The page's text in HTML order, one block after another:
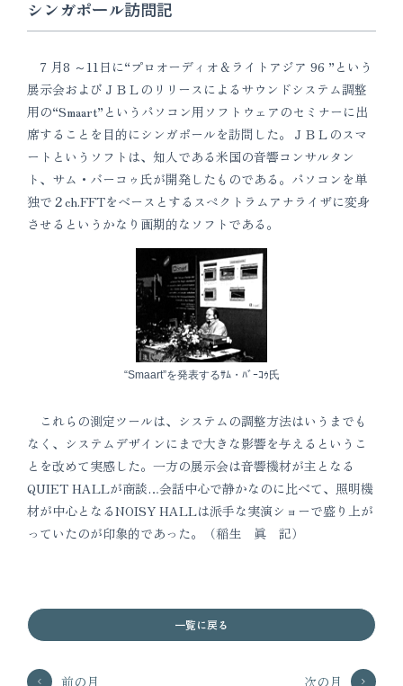
シンガポール訪問記
7 月8 ～11日に“プロオーディオ＆ライトアジア 96 ”という
展示会およびＪＢＬのリリースによるサウンドシステム調整
用の“Smaart”というパソコン用ソフトウェアのセミナーに出
席することを目的にシンガポールを訪問した。ＪＢＬのスマ
ートというソフトは、知人である米国の音響コンサルタン
ト、サム・バーコゥ氏が開発したものである。パソコンを単
独で２ch.FFTをベースとするスペクトラムアナライザに変身
させるというかなり画期的なソフトである。
“Smaart”を発表するｻﾑ・ﾊﾞｰｺｩ氏
これらの測定ツールは、システムの調整方法はいうまでも
なく、システムデザインにまで大きな影響を与えるというこ
とを改めて実感した。一方の展示会は音響機材が主となる
QUIET HALLが商談…会話中心で静かなのに比べて、照明機
材が中心となるNOISY HALLは派手な実演ショーで盛り上が
っていたのが印象的であった。（稲生 眞 記）
前の月
一覧に戻る
次の月